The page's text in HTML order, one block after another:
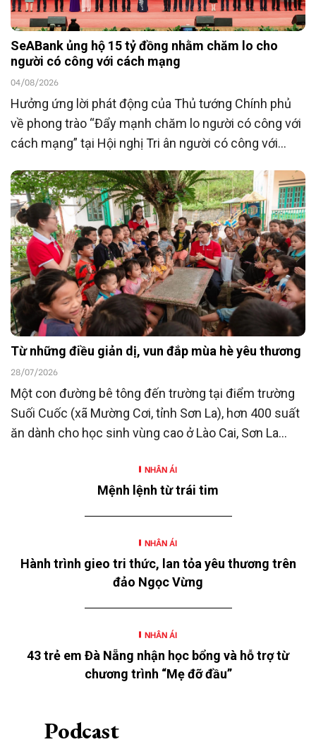
SeABank ủng hộ 15 tỷ đồng nhằm chăm lo cho
người có công với cách mạng
04/08/2026
Hưởng ứng lời phát động của Thủ tướng Chính phủ
về phong trào “Đẩy mạnh chăm lo người có công với
cách mạng” tại Hội nghị Tri ân người có công với
23/7/2026, Ngân hàng TMCP Đông Nam Á
(SeABank) đã ủng hộ 15 tỷ đồng góp phần chăm lo
người có công với cách mạng hướng tới kỷ niệm 80
năm Ngày Thương binh - Liệt sĩ (27/7/1947 -
27/7/2027).
Từ những điều giản dị, vun đắp mùa hè yêu thương
28/07/2026
Một con đường bê tông đến trường tại điểm trường
Suối Cuốc (xã Mường Cơi, tỉnh Sơn La), hơn 400 suất
ăn dành cho học sinh vùng cao ở Lào Cai, Sơn La
động nằm trong chương trình “SeABankers Vì trẻ
thơ” năm 2026 với chủ đề “Mùa hè yêu thương” của
Ngân hàng TMCP Đông Nam Á (SeABank, HOSE:
NHÂN ÁI
Mệnh lệnh từ trái tim
NHÂN ÁI
Hành trình gieo tri thức, lan tỏa yêu thương trên
đảo Ngọc Vừng
NHÂN ÁI
43 trẻ em Đà Nẵng nhận học bổng và hỗ trợ từ
chương trình “Mẹ đỡ đầu”
Podcast